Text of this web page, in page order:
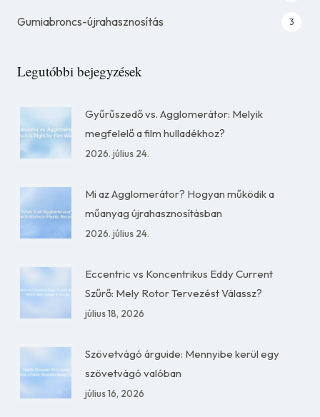
Gumiabroncs-újrahasznosítás 3
Legutóbbi bejegyzések
Gyűrűszedő vs. Agglomerátor: Melyik
megfelelő a film hulladékhoz?
2026. július 24.
Mi az Agglomerátor? Hogyan működik a
műanyag újrahasznosításban
2026. július 24.
Eccentric vs Koncentrikus Eddy Current
Szűrő: Mely Rotor Tervezést Válassz?
július 18, 2026
Szövetvágó árguide: Mennyibe kerül egy
szövetvágó valóban
július 16, 2026